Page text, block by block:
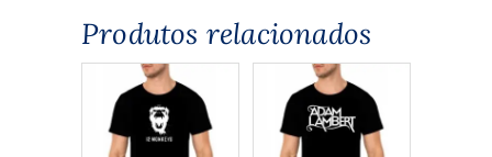
Produtos relacionados